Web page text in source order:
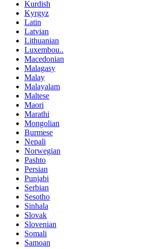
Kurdish
Kyrgyz
Latin
Latvian
Lithuanian
Luxembou..
Macedonian
Malagasy
Malay
Malayalam
Maltese
Maori
Marathi
Mongolian
Burmese
Nepali
Norwegian
Pashto
Persian
Punjabi
Serbian
Sesotho
Sinhala
Slovak
Slovenian
Somali
Samoan